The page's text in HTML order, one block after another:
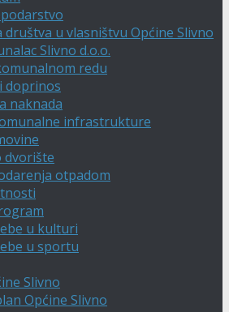
društva u vlasništvu Općine Slivno
Slivno d.o.o.
redu
doprinos
naknada
infrastrukture
dvorište
otpadom
u kulturi
u sportu
Slivno
Općine Slivno